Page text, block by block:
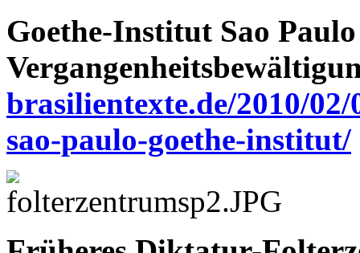
Goethe-Institut Sao
brasilientexte.de/2010/
sao-paulo-goethe-institut/